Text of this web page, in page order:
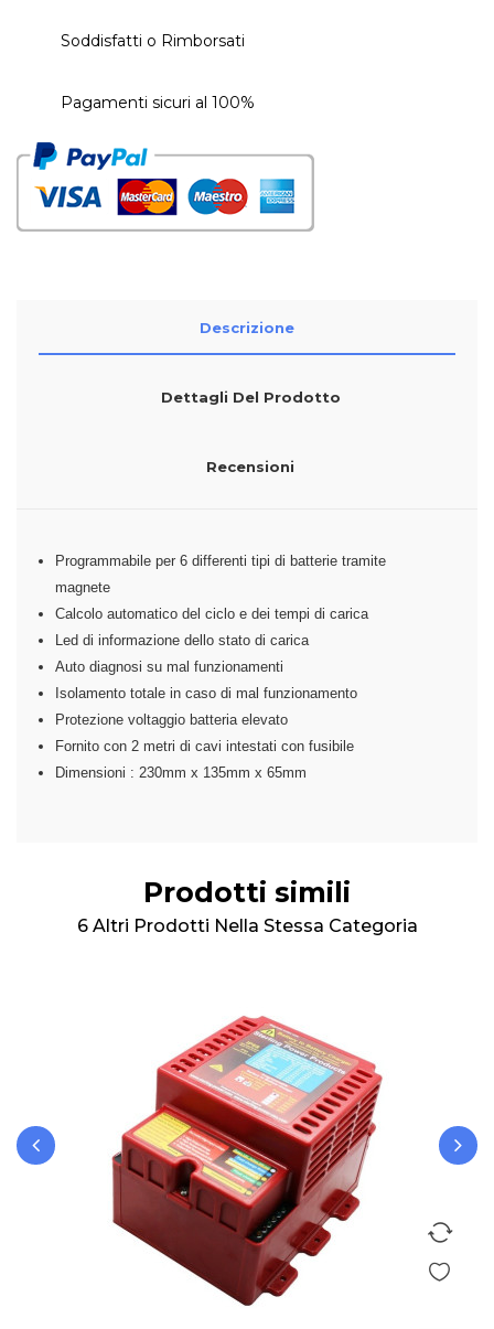
Soddisfatti o Rimborsati
Pagamenti sicuri al 100%
Descrizione
Dettagli Del Prodotto
Recensioni
Programmabile per 6 differenti tipi di batterie tramite
magnete
Calcolo automatico del ciclo e dei tempi di carica
Led di informazione dello stato di carica
Auto diagnosi su mal funzionamenti
Isolamento totale in caso di mal funzionamento
Protezione voltaggio batteria elevato
Fornito con 2 metri di cavi intestati con fusibile
Dimensioni : 230mm x 135mm x 65mm
Prodotti simili
6 Altri Prodotti Nella Stessa Categoria